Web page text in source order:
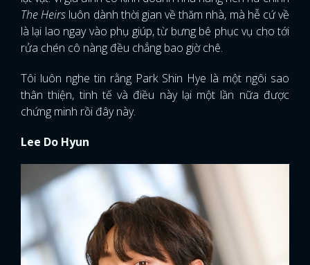
The Heirs luôn dành thời gian về thăm nhà, mà hễ cứ về
là lại lao ngay vào phụ giúp, từ bưng bê phục vụ cho tới
rửa chén cô nàng đều chẳng bao giờ chê.
Tôi luôn nghe tin rằng Park Shin Hye là một ngôi sao
thân thiện, tinh tế và điều này lại một lần nữa được
chứng minh rồi đây này.
Lee Do Hyun